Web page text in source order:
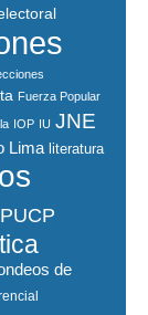
Fuerza Popular
IOP IU JNE
Lima literatura
PUCP
de